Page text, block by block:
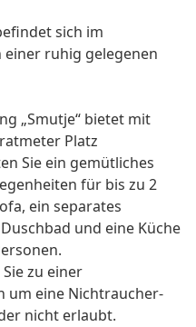
sich im
einer ruhig gelegenen
„Smutje“ bietet mit
Platz
Sie ein gemütliches
für bis zu 2
ein separates
und eine Küche
zu einer
um eine Nichtraucher-
nicht erlaubt.